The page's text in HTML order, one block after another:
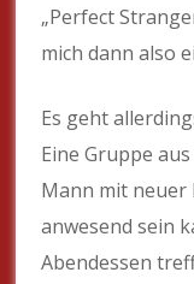
„Perfect
mich dann also
Es geht
Eine Gruppe
Mann mit neuer
anwesend sein
Abendessen